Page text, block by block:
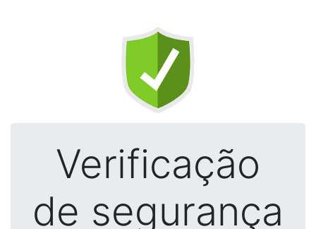
Verificação
de segurança